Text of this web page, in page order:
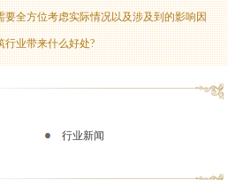
要全方位考虑实际情况以及涉及到的影响因
行业带来什么好处?
行业新闻